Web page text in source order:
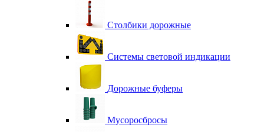
Столбики дорожные
Системы световой индикации
Дорожные буферы
Мусоросбросы